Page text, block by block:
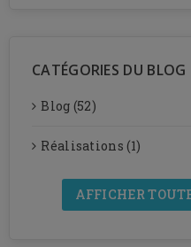
CATÉGORIES DU BLOG
Blog (52)
Réalisations (1)
AFFICHER